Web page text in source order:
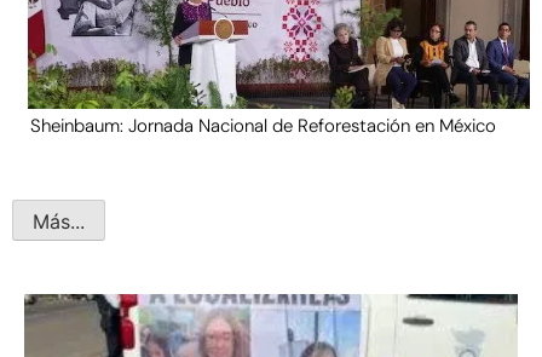
Sheinbaum: Jornada Nacional de Reforestación en México
Más...